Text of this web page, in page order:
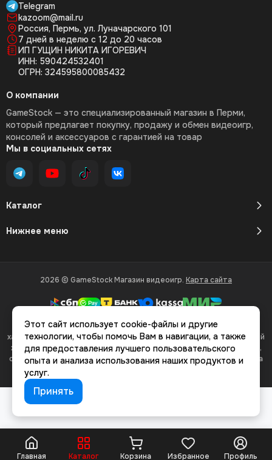
Telegram
kazoom@mail.ru
Россия, Пермь, ул. Луначарского 101
7 дней в неделю с 12 до 20 часов
ИП ГУЩИН НИКИТА ИГОРЕВИЧ
ИНН: 590424532401
ОГРН: 324595800085432
Каталог
Нижнее меню
О компании
GameStock — это специализированный магазин в Перми,
который предлагает покупку, продажу и обмен видеоигр,
консолей и аксессуаров с гарантией на товар
Мы в социальных сетях
2026 © GameStock Магазин видеоигр. Карта сайта
Вся представленная на сайте информация, касающаяся
характеристик, стоимости товаров и услуг, носит информационный
характер и ни при каких условиях не является публичной офертой,
определяемой положениями Статьи 437(2) Гражданского кодекса
Главная Каталог Корзина Избранное Профиль
Этот сайт использует cookie-файлы и другие
технологии, чтобы помочь Вам в навигации, а также
для предоставления лучшего пользовательского
опыта и анализа использования наших продуктов и
услуг.
Принять